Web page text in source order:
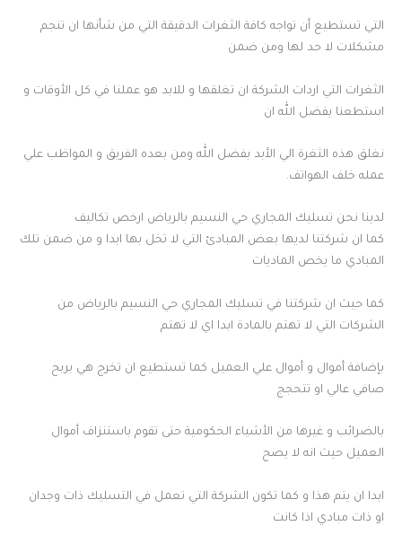
التي تستطيع أن تواجه كافة الثغرات الدقيقة التي من شأنها ان تنجم
مشكلات لا حد لها ومن ضمن
الثغرات التي اردات الشركة ان تغلقها و للابد هو عملنا في كل الأوقات و
استطعنا بفضل الله ان
نغلق هذه الثغرة الي الأبد بفضل الله ومن بعده الفريق و المواظب علي
عمله خلف الهواتف.
لدينا نحن تسليك المجاري حي النسيم بالرياض ارخص تكاليف
كما ان شركتنا لديها بعض المبادئ التي لا تخل بها ابدا و من ضمن تلك
المبادي ما يخص الماديات
كما حيث ان شركتنا في تسليك المجاري حي النسيم بالرياض من
الشركات التي لا تهتم بالمادة ابدا اي لا تهتم
بإضافة أموال و أموال علي العميل كما تستطيع ان تخرج هي بربح
صافي عالي او تتحجج
بالضرائب و غيرها من الأشياء الحكومية حتى تقوم باستنزاف أموال
العميل حيث انه لا يصح
ابدا ان يتم هذا و كما تكون الشركة التي تعمل في التسليك ذات وجدان
او ذات مبادي اذا كانت